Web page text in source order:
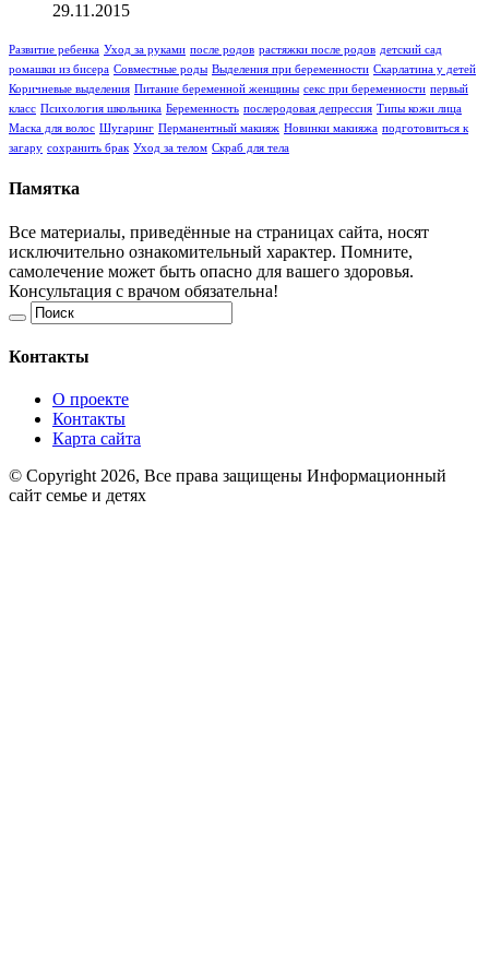
29.11.2015
Развитие ребенка Уход за руками после родов растяжки после родов детский сад
ромашки из бисера Совместные роды Выделения при беременности Скарлатина у детей
Коричневые выделения Питание беременной женщины секс при беременности первый
класс Психология школьника Беременность послеродовая депрессия Типы кожи лица
Маска для волос Шугаринг Перманентный макияж Новинки макияжа подготовиться к
загару сохранить брак Уход за телом Скраб для тела
Памятка
Все материалы, приведённые на страницах сайта, носят
исключительно ознакомительный характер. Помните,
самолечение может быть опасно для вашего здоровья.
Консультация с врачом обязательна!
Контакты
О проекте
Контакты
Карта сайта
© Copyright 2026, Все права защищены Информационный
сайт семье и детях